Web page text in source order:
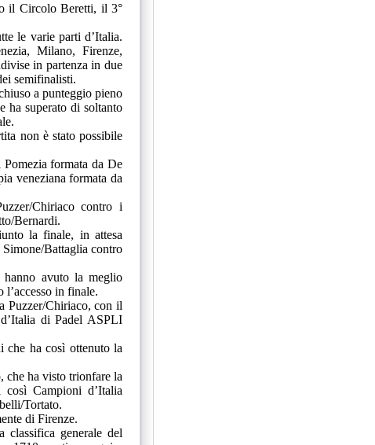
il Circolo Beretti, il 3°
le varie parti d’Italia.
Milano, Firenze,
in partenza in due
semifinalisti.
a punteggio pieno
ha superato di soltanto
non è stato possibile
formata da De
veneziana formata da
Chiriaco contro i
Bernardi.
la finale, in attesa
Battaglia contro
avuto la meglio
in finale.
Puzzer/Chiriaco, con il
di Padel ASPLI
che ha così ottenuto la
che ha visto trionfare la
così Campioni d’Italia
Tortato.
di Firenze.
generale del